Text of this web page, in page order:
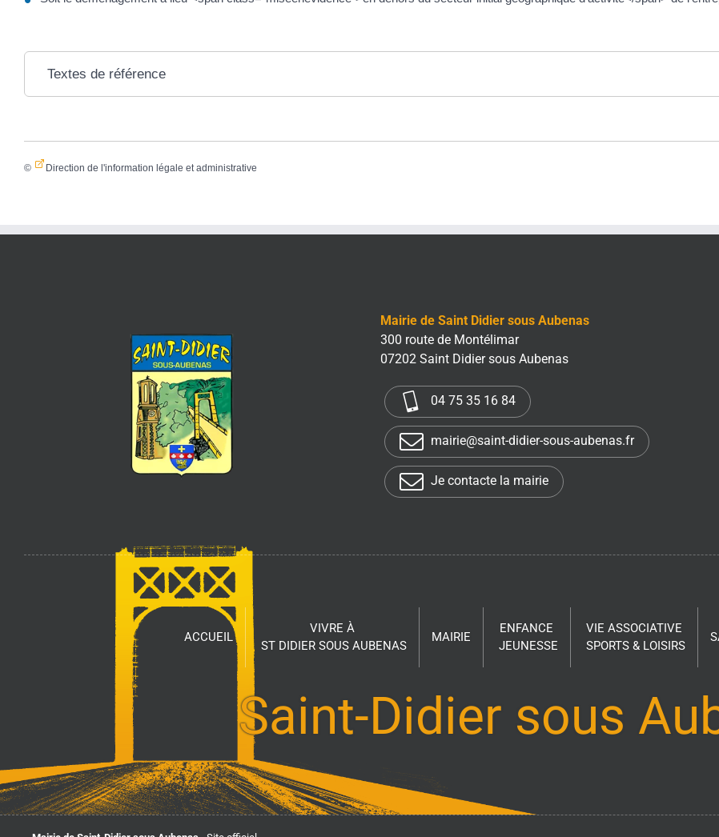
Textes de référence
© Direction de l'information légale et administrative
Mairie de Saint Didier sous Aubenas
300 route de Montélimar
07202 Saint Didier sous Aubenas
04 75 35 16 84
mairie@saint-didier-sous-aubenas.fr
Je contacte la mairie
ACCUEIL
VIVRE À
ST DIDIER SOUS AUBENAS
MAIRIE
ENFANCE
JEUNESSE
VIE ASSOCIATIVE
SPORTS & LOISIRS
Saint-Didier sous